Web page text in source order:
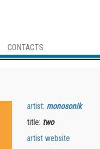
CONTACTS
artist: monosonik
title: two
artist website